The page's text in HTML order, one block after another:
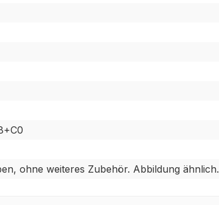
ohne weiteres Zubehör. Abbildung ähnlich.